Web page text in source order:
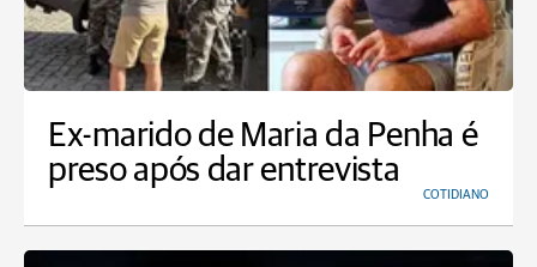
Ex-marido de Maria da Penha é
preso após dar entrevista
COTIDIANO